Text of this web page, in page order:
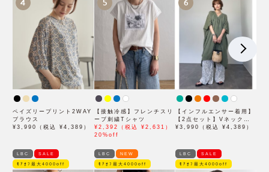
4
ペイズリープリント2WAY
ブラウス
¥3,990（税込 ¥4,389）
5
【接触冷感】フレンチスリ
ーブ刺繍Tシャツ
¥2,392（税込 ¥2,631）
20%off
6
【インフルエンサー着用】
【2点セット】Vネックピ
ンタックセットワンピース
¥3,990（税込 ¥4,389）
LBC SALE
ﾓｱｵﾌ最大4000off
LBC NEW
ﾓｱｵﾌ最大4000off
LBC SALE
ﾓｱｵﾌ最大4000off